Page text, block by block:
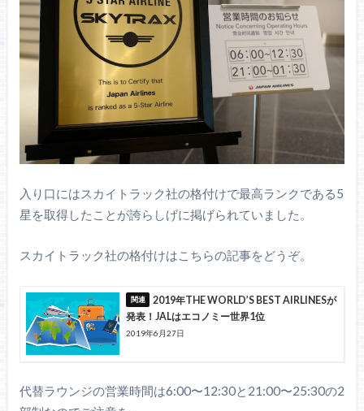
入り口にはスカイトラック社の格付けで最高ランクである5
星を取得したことが誇らしげに掲げられていました。
スカイトラック社の格付けはこちらの記事をどうぞ。
2019年THE WORLD’S BEST AIRLINESが
発表！JALはエコノミー世界1位
2019年6月27日
代替ラウンジの営業時間は6:00〜12:30と21:00〜25:30の2